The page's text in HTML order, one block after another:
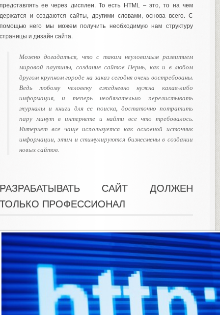
ее через дисплеи. То есть HTML – это, то на чем
и создаются сайты, другими словами, основа всего. С
него мы можем получить необходимую нам структуру
и дизайн сайта.
Можно догадаться, что с таким неуловимым развитием
мировой паутины, создание сайтов Пермь, как и в любом
другом крупном городе на заказ сегодня очень востребованы.
Ведь любому человеку ежедневно нужна какая-либо
информация, и теперь необязательно перелистывать
журналы и книги для ее поиска, достаточно потратить
пару минут в интернете и найти все что требовалось.
Интернет все чаще используется как основной источник
информации, этим и стимулируются бизнесмены в создании
новых сайтов.
САЙТ ДОЛЖЕН
ПРОФЕССИОНАЛ